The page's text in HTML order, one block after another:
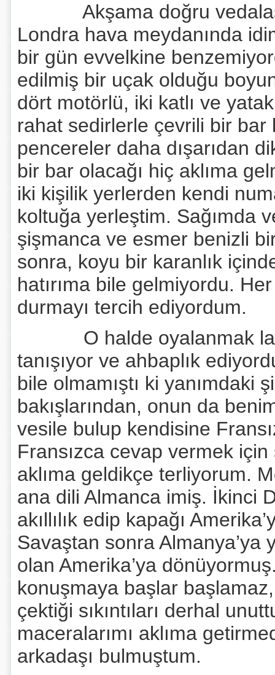
Akşama doğru
Londra hava meydanında
bir gün evvelkine
edilmiş bir uçak olduğu
dört motörlü, iki katlı ve
rahat sedirlerle çevrili bir bar
pencereler daha dışarıdan
bir bar olacağı hiç aklıma
iki kişilik yerlerden kendi
koltuğa yerleştim. Sağımda
şişmanca ve esmer benizli
sonra, koyu bir karanlık
hatırıma bile gelmiyordu.
durmayı tercih ediyordum.
O halde oyalanmak
tanışıyor ve ahbaplık
bile olmamıştı ki yanımdaki
bakışlarından, onun da
vesile bulup kendisine
Fransızca cevap vermek için
aklıma geldikçe terliyorum.
ana dili Almanca imiş. İkinci
akıllılık edip kapağı
Savaştan sonra Almanya’ya
olan Amerika’ya
konuşmaya başlar
çektiği sıkıntıları derhal
maceralarımı aklıma
arkadaşı bulmuştum.